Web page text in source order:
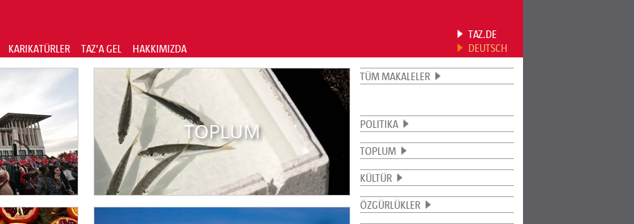
KARIKATÜRLER TAZ'A GEL HAKKIMIZDA
TAZ.DE
DEUTSCH
TÜM MAKALELER
POLITIKA
TOPLUM
KÜLTÜR
ÖZGÜRLÜKLER
TOPLUM